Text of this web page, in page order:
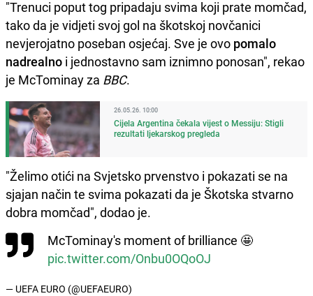
"Trenuci poput tog pripadaju svima koji prate momčad,
tako da je vidjeti svoj gol na škotskoj novčanici
nevjerojatno poseban osjećaj. Sve je ovo pomalo
nadrealno i jednostavno sam iznimno ponosan", rekao
je McTominay za BBC.
26.05.26. 10:00
Cijela Argentina čekala vijest o Messiju: Stigli
rezultati ljekarskog pregleda
"Želimo otići na Svjetsko prvenstvo i pokazati se na
sjajan način te svima pokazati da je Škotska stvarno
dobra momčad", dodao je.
McTominay's moment of brilliance 🤩
pic.twitter.com/Onbu0OQoOJ
— UEFA EURO (@UEFAEURO)